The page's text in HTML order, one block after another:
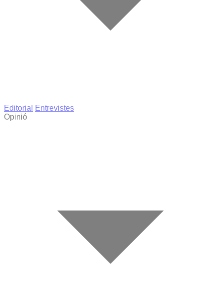
Editorial
Entrevistes
Opinió